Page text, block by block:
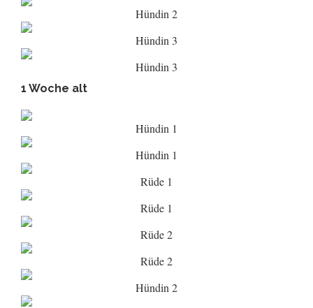
Hündin 2
Hündin 3
Hündin 3
1 Woche alt
Hündin 1
Hündin 1
Rüde 1
Rüde 1
Rüde 2
Rüde 2
Hündin 2